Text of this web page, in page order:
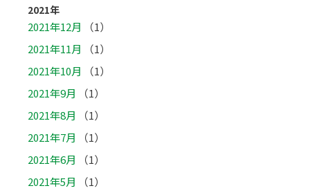
2021年
2021年12月
（1）
2021年11月
（1）
2021年10月
（1）
2021年9月
（1）
2021年8月
（1）
2021年7月
（1）
2021年6月
（1）
2021年5月
（1）